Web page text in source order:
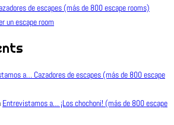
de escapes (más de 800 escape rooms)
un escape room
a… Cazadores de escapes (más de 800 escape
Entrevistamos a… ¡Los chochoni! (más de 800 escape